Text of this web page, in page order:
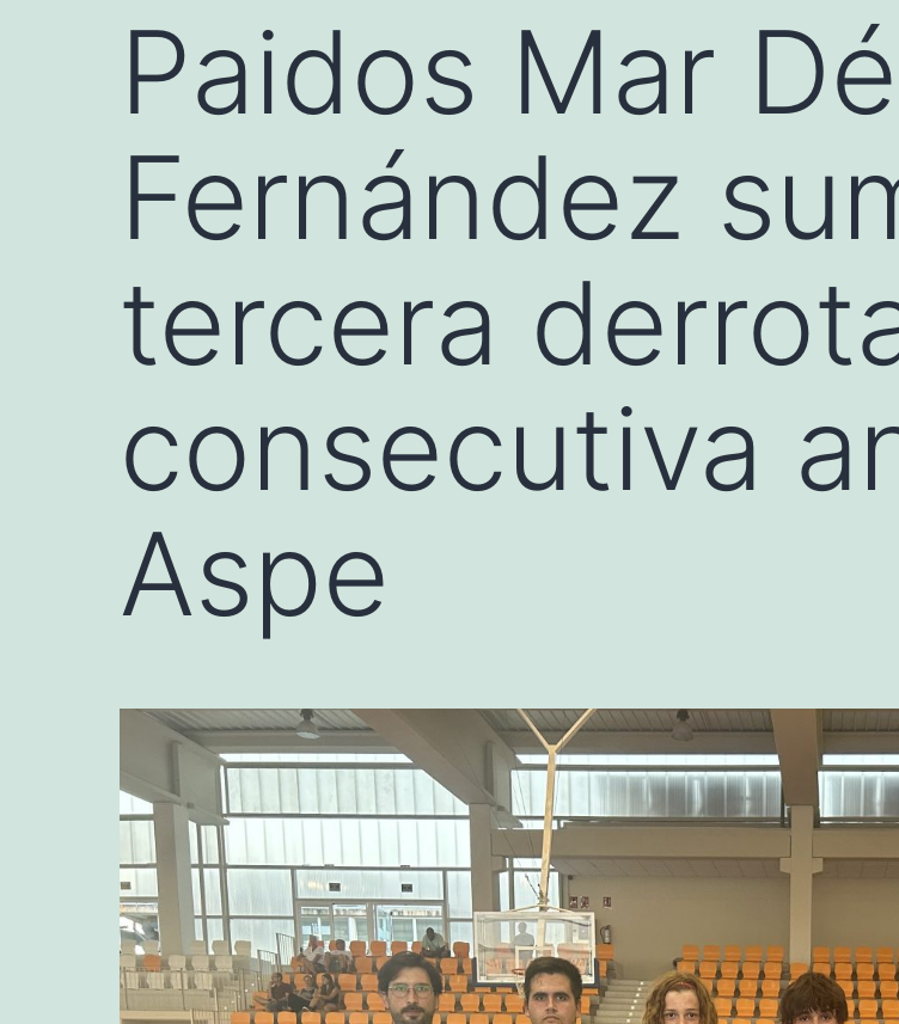
Paidos Mar
Fernández
tercera
consecutiva
Aspe